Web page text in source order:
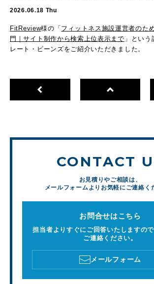
2026.06.18 Thu
FitReview様の「 フィットネス施設運営者のた
門｜サイト制作から検索上位表示まで 」とい
レート・ビーンズをご紹介いただきました。
CONTACT
お見積りやご相談は、
メールフォームよりお気軽にご連絡く
お問合せはこちら
担当者よりすぐにご回答いたしますの
ご連絡ください。
メールフォーム